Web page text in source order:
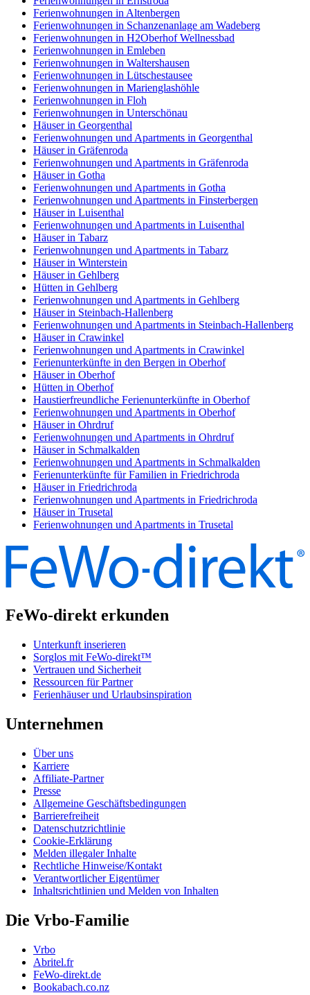
Ferienwohnungen in Altenbergen
Ferienwohnungen in Schanzenanlage am Wadeberg
Ferienwohnungen in H2Oberhof Wellnessbad
Ferienwohnungen in Emleben
Ferienwohnungen in Waltershausen
Ferienwohnungen in Lütschestausee
Ferienwohnungen in Marienglashöhle
Ferienwohnungen in Floh
Ferienwohnungen in Unterschönau
Häuser in Georgenthal
Ferienwohnungen und Apartments in Georgenthal
Häuser in Gräfenroda
Ferienwohnungen und Apartments in Gräfenroda
Häuser in Gotha
Ferienwohnungen und Apartments in Gotha
Ferienwohnungen und Apartments in Finsterbergen
Häuser in Luisenthal
Ferienwohnungen und Apartments in Luisenthal
Häuser in Tabarz
Ferienwohnungen und Apartments in Tabarz
Häuser in Winterstein
Häuser in Gehlberg
Hütten in Gehlberg
Ferienwohnungen und Apartments in Gehlberg
Häuser in Steinbach-Hallenberg
Ferienwohnungen und Apartments in Steinbach-Hallenberg
Häuser in Crawinkel
Ferienwohnungen und Apartments in Crawinkel
Ferienunterkünfte in den Bergen in Oberhof
Häuser in Oberhof
Hütten in Oberhof
Haustierfreundliche Ferienunterkünfte in Oberhof
Ferienwohnungen und Apartments in Oberhof
Häuser in Ohrdruf
Ferienwohnungen und Apartments in Ohrdruf
Häuser in Schmalkalden
Ferienwohnungen und Apartments in Schmalkalden
Ferienunterkünfte für Familien in Friedrichroda
Häuser in Friedrichroda
Ferienwohnungen und Apartments in Friedrichroda
Häuser in Trusetal
Ferienwohnungen und Apartments in Trusetal
FeWo-direkt erkunden
Unterkunft inserieren
Sorglos mit FeWo-direkt™
Vertrauen und Sicherheit
Ressourcen für Partner
Ferienhäuser und Urlaubsinspiration
Unternehmen
Über uns
Karriere
Affiliate-Partner
Presse
Allgemeine Geschäftsbedingungen
Barrierefreiheit
Datenschutzrichtlinie
Cookie-Erklärung
Melden illegaler Inhalte
Rechtliche Hinweise/Kontakt
Verantwortlicher Eigentümer
Inhaltsrichtlinien und Melden von Inhalten
Die Vrbo-Familie
Vrbo
Abritel.fr
FeWo-direkt.de
Bookabach.co.nz